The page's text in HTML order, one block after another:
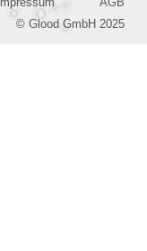
© Glood GmbH 2025